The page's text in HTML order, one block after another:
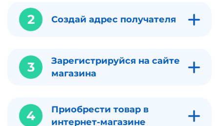
2 Создай адрес получателя
3
Зарегистрируйся на сайте
магазина
4
Приобрести товар в
интернет-магазине